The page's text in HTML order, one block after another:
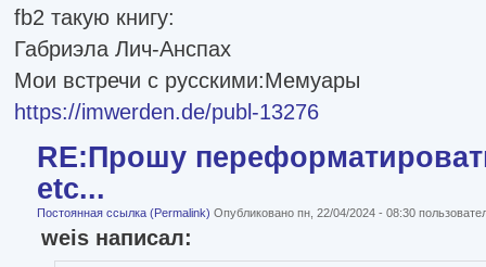
fb2 такую книгу:
Габриэла Лич-Анспах
Мои встречи с русскими:Мемуары
https://imwerden.de/publ-13276
RE:Прошу
etc...
Постоянная ссылка (Permalink) Опубликовано пн, 22/04/2024 - 08:30
weis написал: